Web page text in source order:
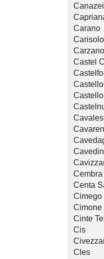
Canazei
Carano
Carisolo
Carzano
Castel
Cembra
Centa
Cimego
Cimone
Cinte
Cis
Cles